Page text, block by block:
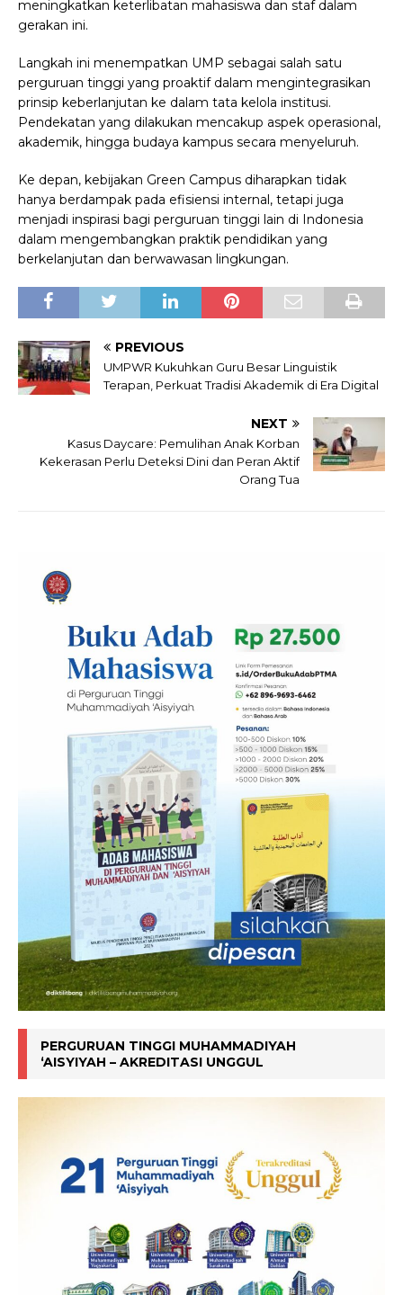
meningkatkan keterlibatan mahasiswa dan staf dalam
gerakan ini.
Langkah ini menempatkan UMP sebagai salah satu
perguruan tinggi yang proaktif dalam mengintegrasikan
prinsip keberlanjutan ke dalam tata kelola institusi.
Pendekatan yang dilakukan mencakup aspek operasional,
akademik, hingga budaya kampus secara menyeluruh.
Ke depan, kebijakan Green Campus diharapkan tidak
hanya berdampak pada efisiensi internal, tetapi juga
menjadi inspirasi bagi perguruan tinggi lain di Indonesia
dalam mengembangkan praktik pendidikan yang
berkelanjutan dan berwawasan lingkungan.
PREVIOUS
UMPWR Kukuhkan Guru Besar Linguistik
Terapan, Perkuat Tradisi Akademik di Era Digital
NEXT
Kasus Daycare: Pemulihan Anak Korban
Kekerasan Perlu Deteksi Dini dan Peran Aktif
Orang Tua
PERGURUAN TINGGI MUHAMMADIYAH
‘AISYIYAH – AKREDITASI UNGGUL